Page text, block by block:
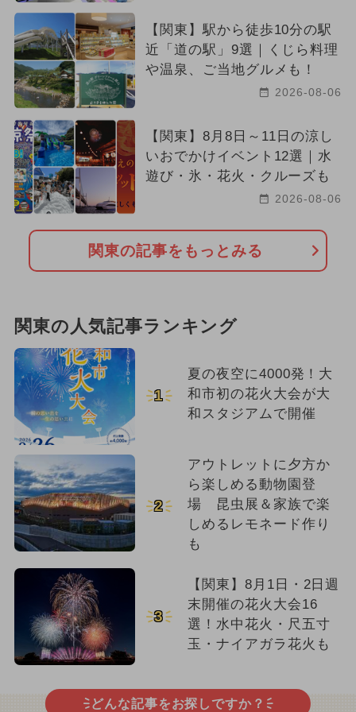
【関東】駅から徒歩10分の駅
近「道の駅」9選｜くじら料理
や温泉、ご当地グルメも！
2026-08-06
【関東】8月8日～11日の涼し
いおでかけイベント12選｜水
遊び・氷・花火・クルーズも
2026-08-06
関東の記事をもっとみる
関東の人気記事ランキング
1
夏の夜空に4000発！大
和市初の花火大会が大
和スタジアムで開催
2
アウトレットに夕方か
ら楽しめる動物園登
場 昆虫展＆家族で楽
しめるレモネード作り
も
3
【関東】8月1日・2日週
末開催の花火大会16
選！水中花火・尺五寸
玉・ナイアガラ花火も
どんな記事をお探しですか？